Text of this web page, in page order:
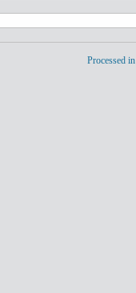
Processed